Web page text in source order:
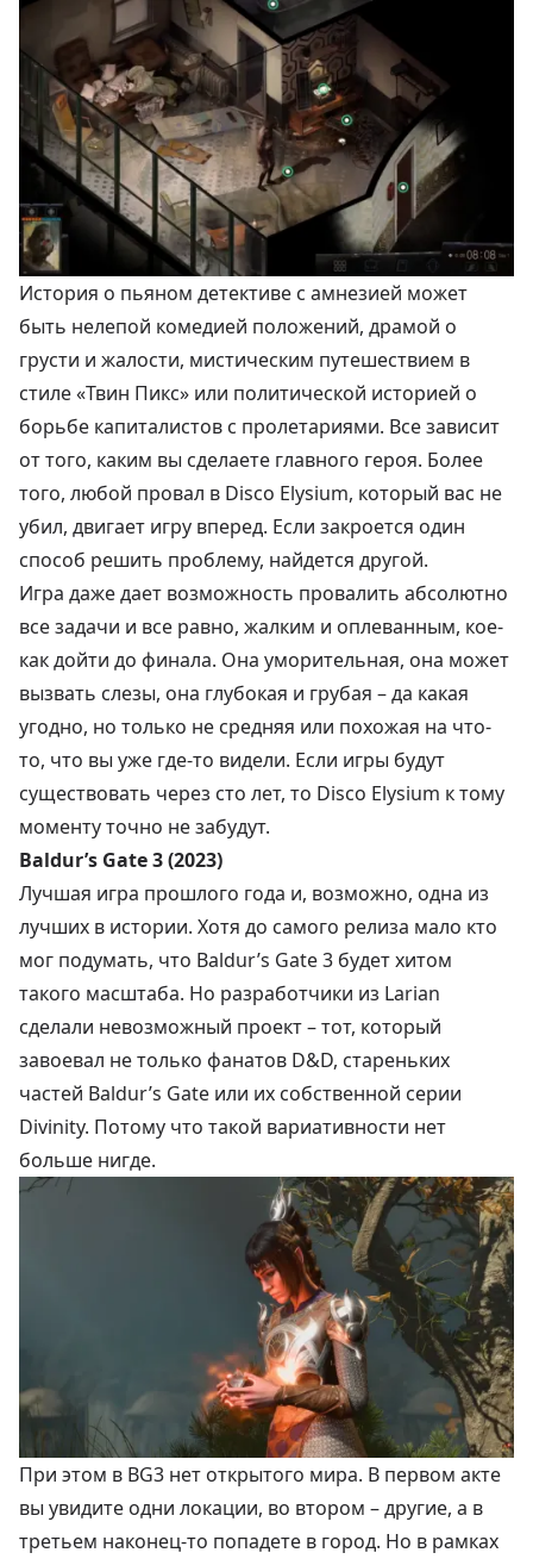
История о пьяном детективе с амнезией может
быть нелепой комедией положений, драмой о
грусти и жалости, мистическим путешествием в
стиле «Твин Пикс» или политической историей о
борьбе капиталистов с пролетариями. Все зависит
от того, каким вы сделаете главного героя. Более
того, любой провал в Disco Elysium, который вас не
убил, двигает игру вперед. Если закроется один
способ решить проблему, найдется другой.
Игра даже дает возможность провалить абсолютно
все задачи и все равно, жалким и оплеванным, кое-
как дойти до финала. Она уморительная, она может
вызвать слезы, она глубокая и грубая – да какая
угодно, но только не средняя или похожая на что-
то, что вы уже где-то видели. Если игры будут
существовать через сто лет, то Disco Elysium к тому
моменту точно не забудут.
Baldur’s Gate 3 (2023)
Лучшая игра прошлого года и, возможно, одна из
лучших в истории. Хотя до самого релиза мало кто
мог подумать, что Baldur’s Gate 3 будет хитом
такого масштаба. Но разработчики из Larian
сделали невозможный проект – тот, который
завоевал не только фанатов D&D, стареньких
частей Baldur’s Gate или их собственной серии
Divinity. Потому что такой вариативности нет
больше нигде.
При этом в BG3 нет открытого мира. В первом акте
вы увидите одни локации, во втором – другие, а в
третьем наконец-то попадете в город. Но в рамках